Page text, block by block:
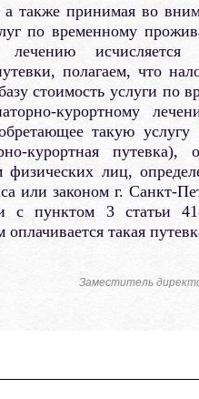
также принимая во
по временному
лечению
полагаем, что
стоимость услуги по
курортному
такую
курортная
физических лиц,
или законом г. Санкт-
с пунктом 3 статьи
такая
Заместитель